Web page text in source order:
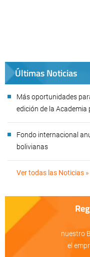
Últimas Noticias
Más oportunidades
edición de la Academia
Fondo internacional
bolivianas
Ver todas las Noticias »
nuestro
el